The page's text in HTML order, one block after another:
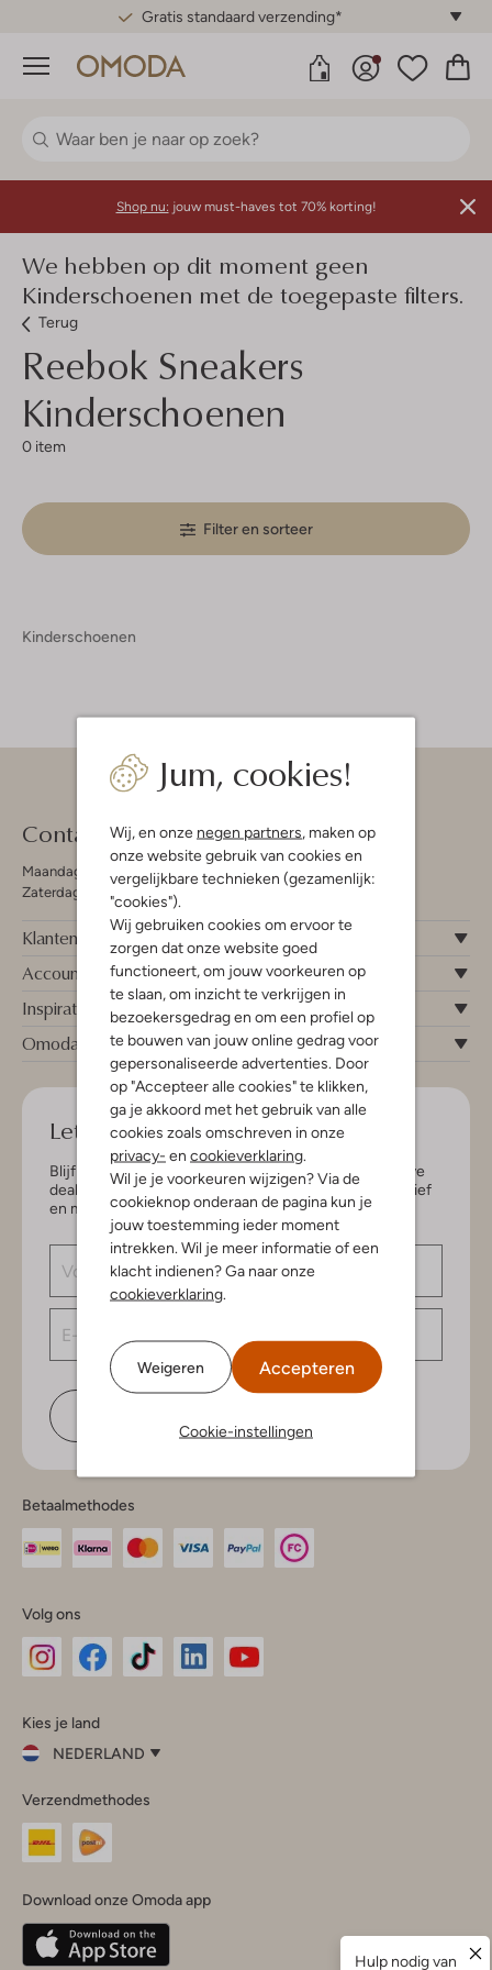
Gratis standaard verzending*
Menu
Jum, cookies!
Wij, en onze negen partners, maken op
onze website gebruik van cookies en
vergelijkbare technieken (gezamenlijk:
"cookies").
Wij gebruiken cookies om ervoor te
zorgen dat onze website goed
functioneert, om jouw voorkeuren op
te slaan, om inzicht te verkrijgen in
bezoekersgedrag en om een profiel op
te bouwen van jouw online gedrag voor
gepersonaliseerde advertenties. Door
op "Accepteer alle cookies" te klikken,
ga je akkoord met het gebruik van alle
cookies zoals omschreven in onze
privacy- en cookieverklaring.
Wil je je voorkeuren wijzigen? Via de
cookieknop onderaan de pagina kun je
jouw toestemming ieder moment
intrekken. Wil je meer informatie of een
klacht indienen? Ga naar onze
cookieverklaring.
Weigeren Accepteren
Cookie-instellingen
Shop nu: jouw must-haves tot 70% korting!
We hebben op dit moment geen
Kinderschoenen met de toegepaste filters.
Terug
Reebok Sneakers
Kinderschoenen
0 item
Filter en sorteer
Kinderschoenen
Contact
Maandag - Vrijdag 09:00 - 19:00 uur
Zaterdag 09:00 - 17:00 uur
Klantenservice
Account
Inspiratie
Omoda
Let's keep in touch!
Blijf op de hoogte van de nieuwste items en exclusieve
deals, speciaal voor jou. Schrijf je in voor de nieuwsbrief
en maak kans op € 150,- shoptegoed.
Betaalmethodes
Volg ons
InstagramFacebook
Kies je land
NEDERLAND
je
land
Nederland
Belgique(Français)
Deutschland
Verzendmethodes
Download onze Omoda app